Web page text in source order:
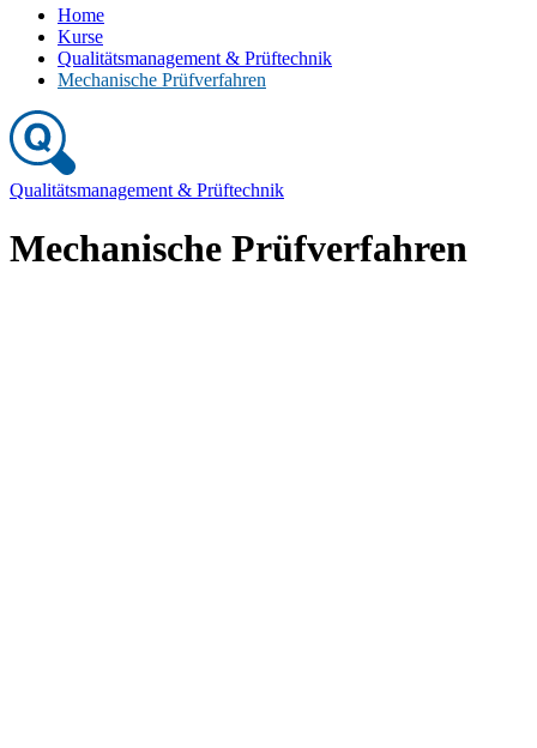
Home
Kurse
Qualitätsmanagement & Prüftechnik
Mechanische Prüfverfahren
Qualitätsmanagement & Prüftechnik
Mechanische Prüfverfahren